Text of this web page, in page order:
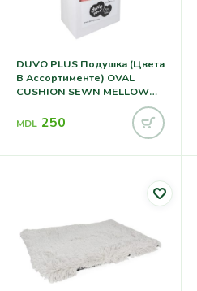
DUVO PLUS Подушка (цвета
В Ассортименте) OVAL
CUSHION SEWN MELLOW
RAINBOW MIXED COLORS
MDL 250